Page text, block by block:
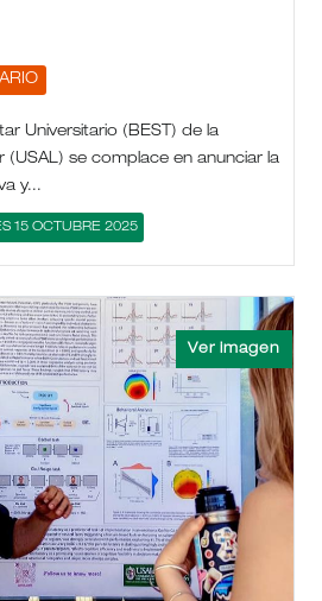
Universitario (BEST) de la
(USAL) se complace en anunciar la
y...
15 OCTUBRE 2025